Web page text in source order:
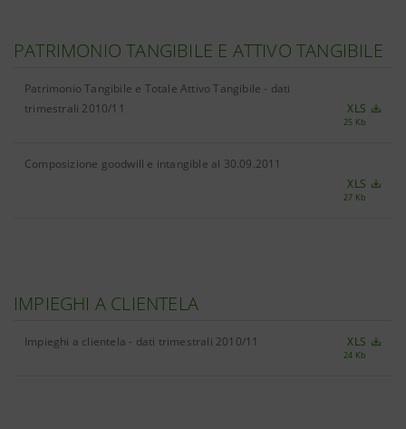
PATRIMONIO TANGIBILE E ATTIVO TANGIBILE
Patrimonio Tangibile e Totale Attivo Tangibile - dati
trimestrali 2010/11
XLS
25 Kb
Composizione goodwill e intangible al 30.09.2011
XLS
27 Kb
IMPIEGHI A CLIENTELA
Impieghi a clientela - dati trimestrali 2010/11 XLS
24 Kb